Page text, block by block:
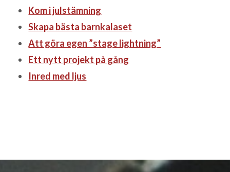
Kom i julstämning
Skapa bästa barnkalaset
Att göra egen ”stage lightning”
Ett nytt projekt på gång
Inred med ljus